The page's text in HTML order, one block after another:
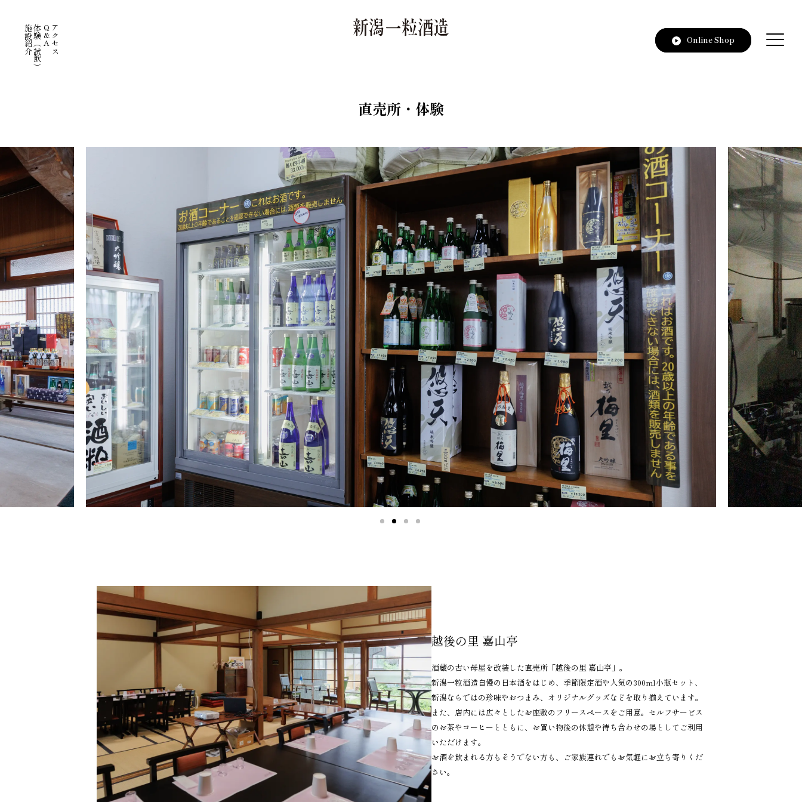
Online Shop
施設紹介体験（試飲）Q&Aアクセス
直売所・体験
越後の里 嘉山亭
酒蔵の古い母屋を改装した直売所「越後の里 嘉山亭」。
新潟一粒酒造自慢の日本酒をはじめ、季節限定酒や人気の300ml小瓶セット、
新潟ならではの珍味やおつまみ、オリジナルグッズなどを取り揃えています。
また、店内には広々としたお座敷のフリースペースをご用意。セルフサービス
のお茶やコーヒーとともに、お買い物後の休憩や待ち合わせの場としてご利用
いただけます。
お酒を飲まれる方もそうでない方も、ご家族連れでもお気軽にお立ち寄りくだ
さい。